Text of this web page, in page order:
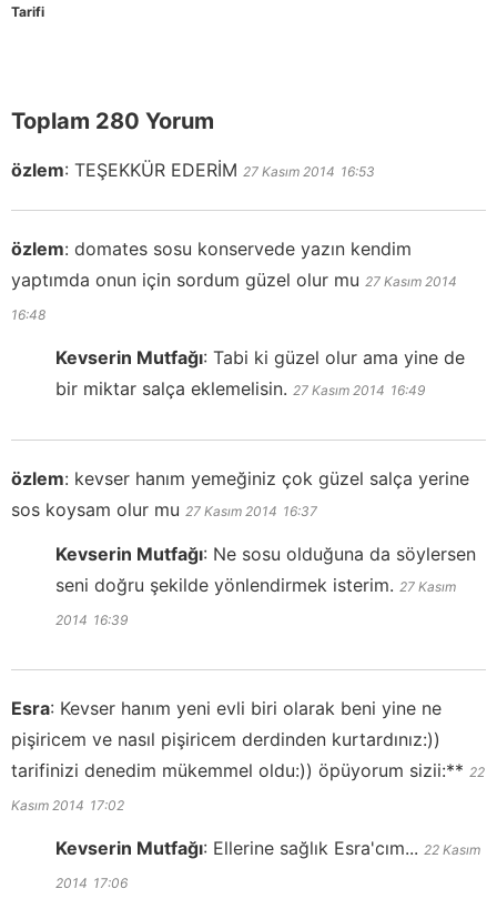
Tarifi
Toplam 280 Yorum
özlem: TEŞEKKÜR EDERİM 27 Kasım 2014 16:53
özlem: domates sosu konservede yazın kendim
yaptımda onun için sordum güzel olur mu 27 Kasım 2014
16:48
Kevserin Mutfağı: Tabi ki güzel olur ama yine de
bir miktar salça eklemelisin. 27 Kasım 2014 16:49
özlem: kevser hanım yemeğiniz çok güzel salça yerine
sos koysam olur mu 27 Kasım 2014 16:37
Kevserin Mutfağı: Ne sosu olduğuna da söylersen
seni doğru şekilde yönlendirmek isterim. 27 Kasım
2014 16:39
Esra: Kevser hanım yeni evli biri olarak beni yine ne
pişiricem ve nasıl pişiricem derdinden kurtardınız:))
tarifinizi denedim mükemmel oldu:)) öpüyorum sizii:** 22
Kasım 2014 17:02
Kevserin Mutfağı: Ellerine sağlık Esra'cım... 22 Kasım
2014 17:06